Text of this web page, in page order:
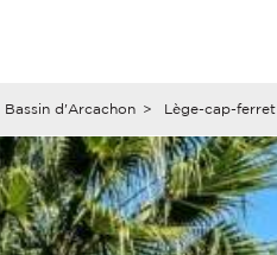
Bassin d'Arcachon > Lège-cap-ferret